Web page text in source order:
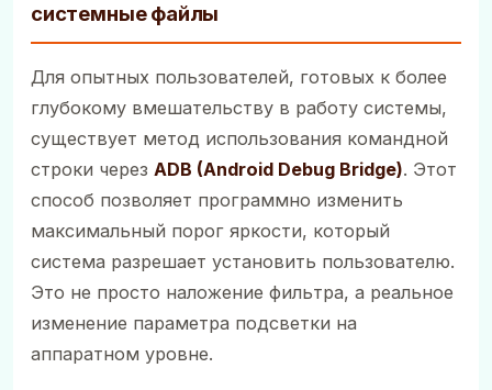
системные файлы
Для опытных пользователей, готовых к более
глубокому вмешательству в работу системы,
существует метод использования командной
строки через ADB (Android Debug Bridge). Этот
способ позволяет программно изменить
максимальный порог яркости, который
система разрешает установить пользователю.
Это не просто наложение фильтра, а реальное
изменение параметра подсветки на
аппаратном уровне.